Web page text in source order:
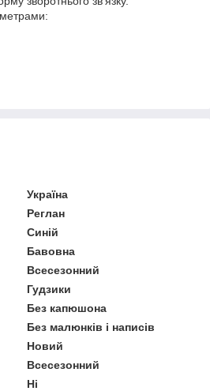
Україна
Реглан
Синій
Бавовна
Всесезонний
Гудзики
Без капюшона
Без малюнків і написів
Новий
Всесезонний
Ні